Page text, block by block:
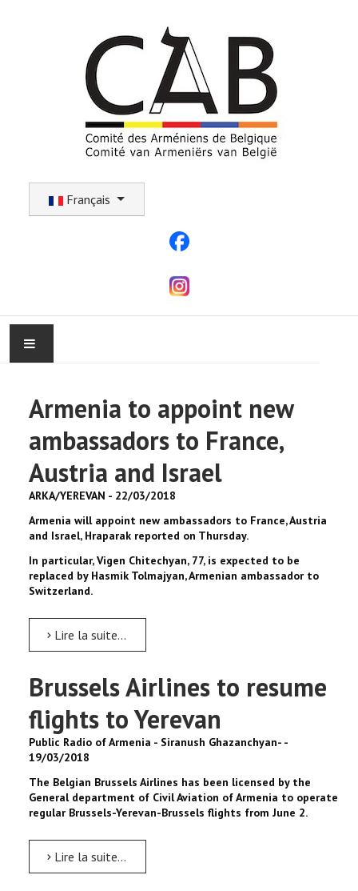
Français
ACTUALITÉ
COMMUNAUTÉ
EVÉNEMENTS
🔔 ELECTIONS 2026 🗳️
EGLISE
LE CENTRE
Armenia to appoint new
ambassadors to France,
Austria and Israel
ARKA/YEREVAN - 22/03/2018
Armenia will appoint new ambassadors to France, Austria
and Israel, Hraparak reported on Thursday.
In particular, Vigen Chitechyan, 77, is expected to be
replaced by Hasmik Tolmajyan, Armenian ambassador to
Switzerland.
Lire la suite...
Brussels Airlines to resume
flights to Yerevan
Public Radio of Armenia - Siranush Ghazanchyan- -
19/03/2018
The Belgian Brussels Airlines has been licensed by the
General department of Civil Aviation of Armenia to operate
regular Brussels-Yerevan-Brussels flights from June 2.
Lire la suite...